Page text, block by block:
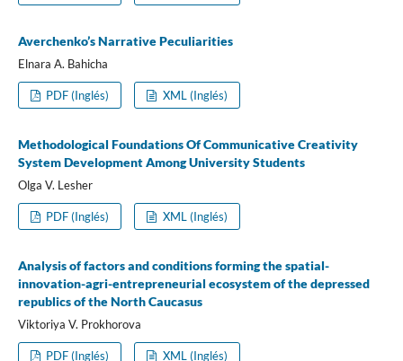
Averchenko’s Narrative Peculiarities
Elnara A. Bahicha
PDF (Inglés) XML (Inglés)
Methodological Foundations Of Communicative Creativity
System Development Among University Students
Olga V. Lesher
PDF (Inglés) XML (Inglés)
Analysis of factors and conditions forming the spatial-
innovation-agri-entrepreneurial ecosystem of the depressed
republics of the North Caucasus
Viktoriya V. Prokhorova
PDF (Inglés) XML (Inglés)